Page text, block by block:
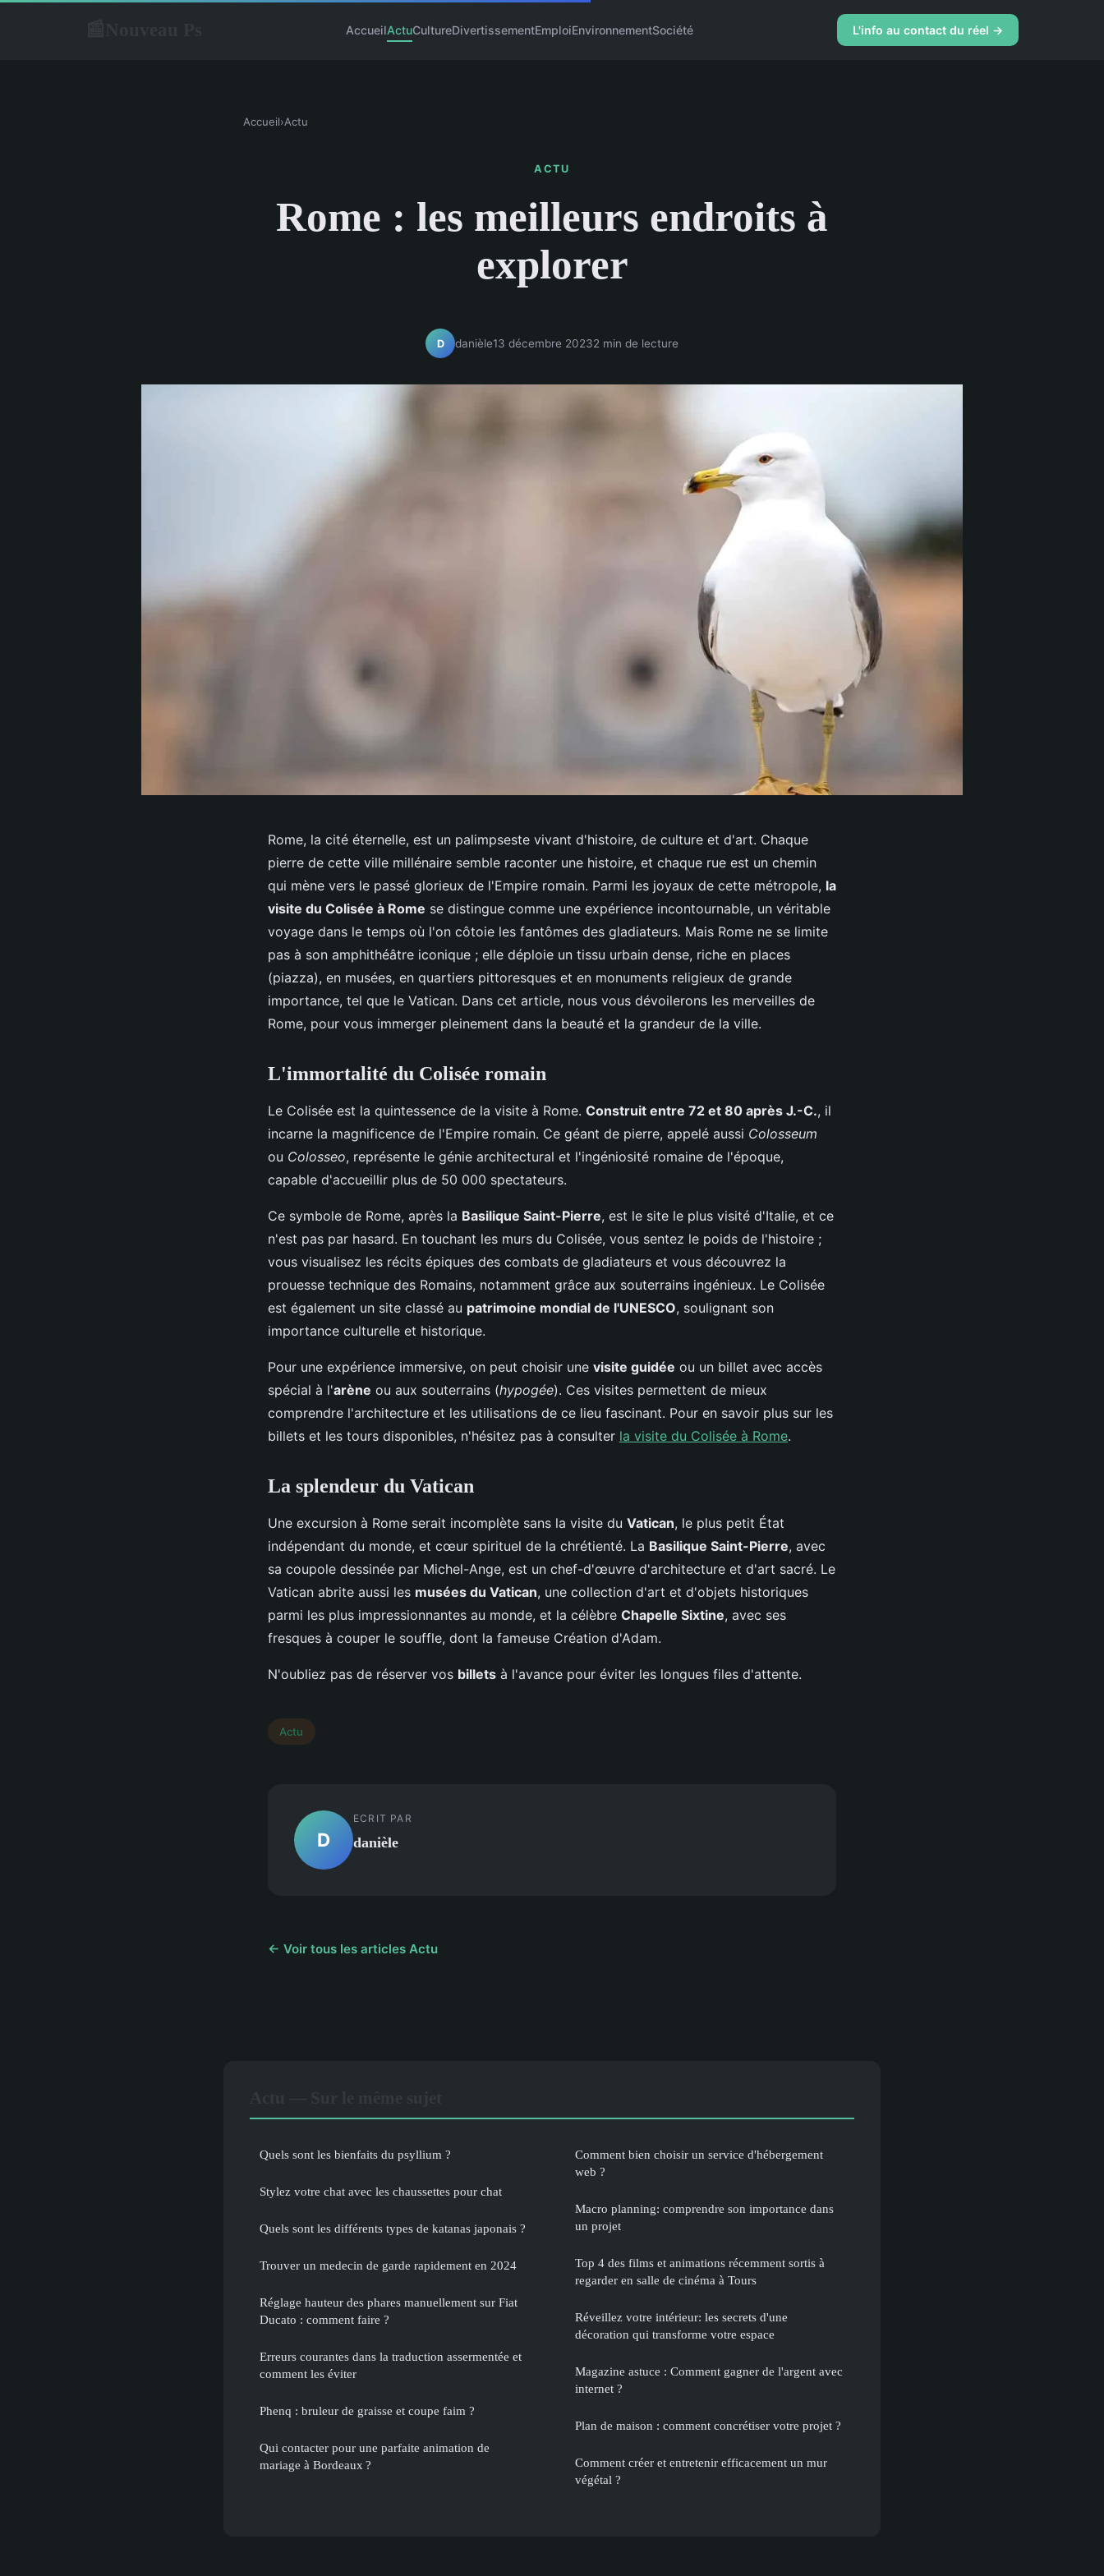
AccueilActuCultureDivertissementEmploiEnvironnementSociété L'info au contact du réel →
Accueil›Actu
ACTU
Rome : les meilleurs endroits à
explorer
D danièle13 décembre 20232 min de lecture
Rome, la cité éternelle, est un palimpseste vivant d'histoire, de culture et d'art. Chaque
pierre de cette ville millénaire semble raconter une histoire, et chaque rue est un chemin
qui mène vers le passé glorieux de l'Empire romain. Parmi les joyaux de cette métropole, la
visite du Colisée à Rome se distingue comme une expérience incontournable, un véritable
voyage dans le temps où l'on côtoie les fantômes des gladiateurs. Mais Rome ne se limite
pas à son amphithéâtre iconique ; elle déploie un tissu urbain dense, riche en places
(piazza), en musées, en quartiers pittoresques et en monuments religieux de grande
importance, tel que le Vatican. Dans cet article, nous vous dévoilerons les merveilles de
Rome, pour vous immerger pleinement dans la beauté et la grandeur de la ville.
L'immortalité du Colisée romain
Le Colisée est la quintessence de la visite à Rome. Construit entre 72 et 80 après J.-C., il
incarne la magnificence de l'Empire romain. Ce géant de pierre, appelé aussi Colosseum
ou Colosseo, représente le génie architectural et l'ingéniosité romaine de l'époque,
capable d'accueillir plus de 50 000 spectateurs.
Ce symbole de Rome, après la Basilique Saint-Pierre, est le site le plus visité d'Italie, et ce
n'est pas par hasard. En touchant les murs du Colisée, vous sentez le poids de l'histoire ;
vous visualisez les récits épiques des combats de gladiateurs et vous découvrez la
prouesse technique des Romains, notamment grâce aux souterrains ingénieux. Le Colisée
est également un site classé au patrimoine mondial de l'UNESCO, soulignant son
importance culturelle et historique.
Pour une expérience immersive, on peut choisir une visite guidée ou un billet avec accès
spécial à l'arène ou aux souterrains (hypogée). Ces visites permettent de mieux
comprendre l'architecture et les utilisations de ce lieu fascinant. Pour en savoir plus sur les
billets et les tours disponibles, n'hésitez pas à consulter la visite du Colisée à Rome.
La splendeur du Vatican
Une excursion à Rome serait incomplète sans la visite du Vatican, le plus petit État
indépendant du monde, et cœur spirituel de la chrétienté. La Basilique Saint-Pierre, avec
sa coupole dessinée par Michel-Ange, est un chef-d'œuvre d'architecture et d'art sacré. Le
Vatican abrite aussi les musées du Vatican, une collection d'art et d'objets historiques
parmi les plus impressionnantes au monde, et la célèbre Chapelle Sixtine, avec ses
fresques à couper le souffle, dont la fameuse Création d'Adam.
N'oubliez pas de réserver vos billets à l'avance pour éviter les longues files d'attente.
Actu
D
ECRIT PAR
danièle
← Voir tous les articles Actu
Quels sont les bienfaits du psyllium ?
Stylez votre chat avec les chaussettes pour chat
Quels sont les différents types de katanas japonais ?
Trouver un medecin de garde rapidement en 2024
Réglage hauteur des phares manuellement sur Fiat
Ducato : comment faire ?
Erreurs courantes dans la traduction assermentée et
comment les éviter
Phenq : bruleur de graisse et coupe faim ?
Qui contacter pour une parfaite animation de
mariage à Bordeaux ?
Comment bien choisir un service d'hébergement
web ?
Macro planning: comprendre son importance dans
un projet
Top 4 des films et animations récemment sortis à
regarder en salle de cinéma à Tours
Réveillez votre intérieur: les secrets d'une
décoration qui transforme votre espace
Magazine astuce : Comment gagner de l'argent avec
internet ?
Plan de maison : comment concrétiser votre projet ?
Comment créer et entretenir efficacement un mur
végétal ?